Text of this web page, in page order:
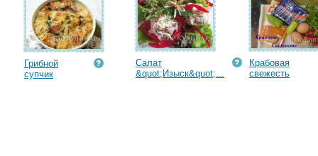
Грибной
супчик
Салат
&quot;Изыск&quot;...
Крабовая
cвежесть